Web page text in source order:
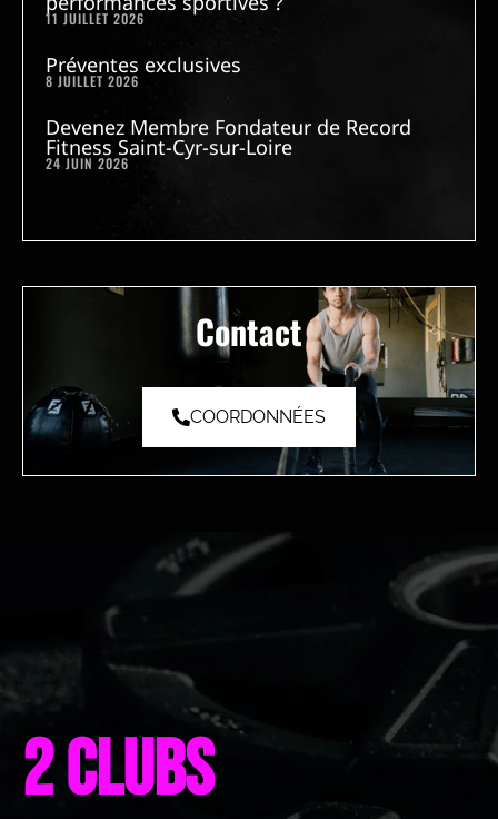
11 JUILLET 2026
Préventes exclusives
8 JUILLET 2026
Devenez Membre Fondateur de Record
Fitness Saint-Cyr-sur-Loire
24 JUIN 2026
Contact
COORDONNÉES
2 clubs